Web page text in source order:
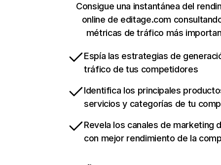
Consigue una instantánea del
online de editage.com
métricas de tráfico más
Espía las estrategias de
tráfico de tus competidores
Identifica los principales
servicios y categorías de tu
Revela los canales de marketing
con mejor rendimiento de la